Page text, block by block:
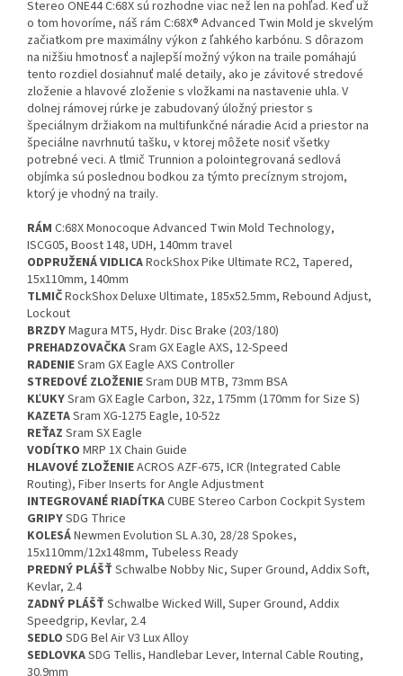
Stereo ONE44 C:68X sú rozhodne viac než len na pohľad. Keď už
o tom hovoríme, náš rám C:68X® Advanced Twin Mold je skvelým
začiatkom pre maximálny výkon z ľahkého karbónu. S dôrazom
na nižšiu hmotnosť a najlepší možný výkon na traile pomáhajú
tento rozdiel dosiahnuť malé detaily, ako je závitové stredové
zloženie a hlavové zloženie s vložkami na nastavenie uhla. V
dolnej rámovej rúrke je zabudovaný úložný priestor s
špeciálnym držiakom na multifunkčné náradie Acid a priestor na
špeciálne navrhnutú tašku, v ktorej môžete nosiť všetky
potrebné veci. A tlmič Trunnion a polointegrovaná sedlová
objímka sú poslednou bodkou za týmto precíznym strojom,
ktorý je vhodný na traily.
RÁM C:68X Monocoque Advanced Twin Mold Technology,
ISCG05, Boost 148, UDH, 140mm travel
ODPRUŽENÁ VIDLICARockShox Pike Ultimate RC2, Tapered,
15x110mm, 140mm
TLMIČRockShox Deluxe Ultimate, 185x52.5mm, Rebound Adjust,
Lockout
BRZDYMagura MT5, Hydr. Disc Brake (203/180)
PREHADZOVAČKASram GX Eagle AXS, 12-Speed
RADENIESram GX Eagle AXS Controller
STREDOVÉ ZLOŽENIESram DUB MTB, 73mm BSA
KĽUKYSram GX Eagle Carbon, 32z, 175mm (170mm for Size S)
KAZETASram XG-1275 Eagle, 10-52z
REŤAZ Sram SX Eagle
VODÍTKO MRP 1X Chain Guide
HLAVOVÉ ZLOŽENIEACROS AZF-675, ICR (Integrated Cable
Routing), Fiber Inserts for Angle Adjustment
INTEGROVANÉ RIADÍTKACUBE Stereo Carbon Cockpit System
GRIPYSDG Thrice
KOLESÁNewmen Evolution SL A.30, 28/28 Spokes,
15x110mm/12x148mm, Tubeless Ready
PREDNÝ PLÁŠŤ Schwalbe Nobby Nic, Super Ground, Addix Soft,
Kevlar, 2.4
ZADNÝ PLÁŠŤ Schwalbe Wicked Will, Super Ground, Addix
Speedgrip, Kevlar, 2.4
SEDLO SDG Bel Air V3 Lux Alloy
SEDLOVKASDG Tellis, Handlebar Lever, Internal Cable Routing,